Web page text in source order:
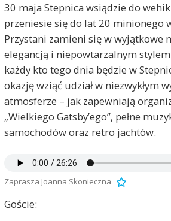
30 maja Stepnica wsiądzie do
przeniesie się do lat 20 minionego
Przystani zamieni się w wyjątkowe
elegancją i niepowtarzalnym
każdy kto tego dnia będzie w
okazję wziąć udział w niezwykłym
atmosferze – jak zapewniają
„Wielkiego Gatsby’ego”, pełne
samochodów oraz retro jachtów.
Zaprasza Joanna Skonieczna
Goście: